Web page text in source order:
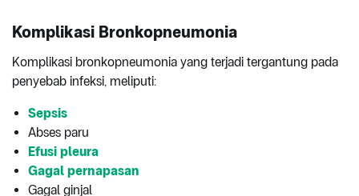
Komplikasi Bronkopneumonia
Komplikasi bronkopneumonia yang terjadi tergantung pada
penyebab infeksi, meliputi:
Sepsis
Abses paru
Efusi pleura
Gagal pernapasan
Gagal ginjal